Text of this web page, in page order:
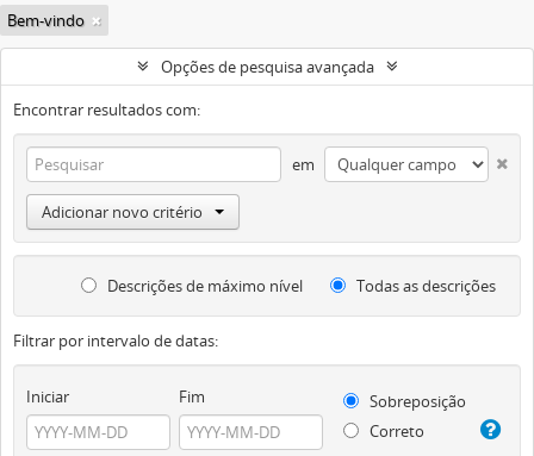
Bem-vindo
Opções de pesquisa avançada
Encontrar resultados com:
em
Adicionar novo critério
Descrições de máximo nível Todas as descrições
Filtrar por intervalo de datas:
Iniciar Fim
Sobreposição
Correto